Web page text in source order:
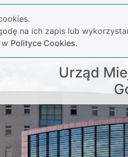
na ich zapis lub
w Polityce Cookies.
Urząd